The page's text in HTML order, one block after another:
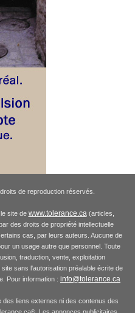
de reproduction réservés.
site de www.tolerance.ca(articles,
des droits de propriété intellectuelle
cas, par leurs auteurs. Aucune de
un usage autre que personnel. Toute
traduction, vente, exploitation
sans l'autorisation préalable écrite de
Pour information : info@tolerance.ca
des liens externes ni des contenus des